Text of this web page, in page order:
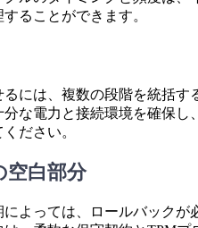
ることができます。
るには、複数の段階を統括
な電力と接続環境を確保
ださい。
空白部分
よっては、ロールバック